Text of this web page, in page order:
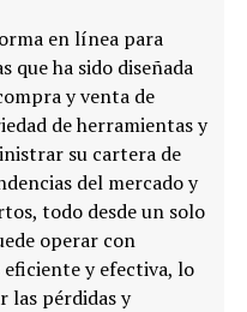
en línea para
que ha sido diseñada
y venta de
de herramientas y
su cartera de
del mercado y
todo desde un solo
operar con
y efectiva, lo
las pérdidas y